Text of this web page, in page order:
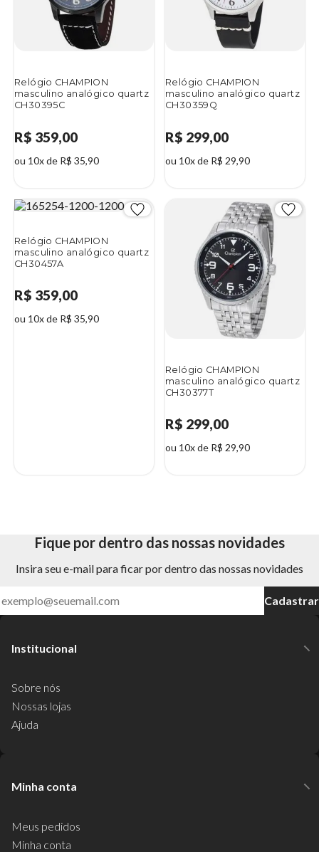
Relógio CHAMPION
masculino analógico quartz
CH30395C
R$ 359,00
ou 10x de R$ 35,90
Relógio CHAMPION
masculino analógico quartz
CH30359Q
R$ 299,00
ou 10x de R$ 29,90
Relógio CHAMPION
masculino analógico quartz
CH30457A
R$ 359,00
ou 10x de R$ 35,90
Relógio CHAMPION
masculino analógico quartz
CH30377T
R$ 299,00
ou 10x de R$ 29,90
Fique por dentro das nossas novidades
Insira seu e-mail para ficar por dentro das nossas novidades
Cadastrar
Institucional
Sobre nós
Nossas lojas
Ajuda
Minha conta
Meus pedidos
Minha conta